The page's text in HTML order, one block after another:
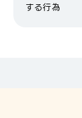
する行為